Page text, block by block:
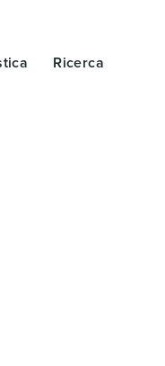
Ricerca